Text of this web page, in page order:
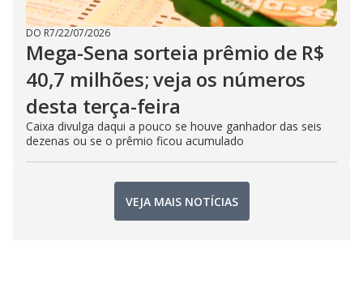
DO R7/22/07/2026
Mega-Sena sorteia prêmio de R$
40,7 milhões; veja os números
desta terça-feira
Caixa divulga daqui a pouco se houve ganhador das seis
dezenas ou se o prêmio ficou acumulado
VEJA MAIS NOTÍCIAS